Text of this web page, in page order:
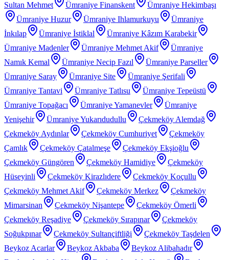
Sultan Mehmet
Ümraniye Finanskent
Ümraniye Hekimbaşı
Ümraniye Huzur
Ümraniye Ihlamurkuyu
Ümraniye
İnkılap
Ümraniye İstiklal
Ümraniye Kâzım Karabekir
Ümraniye Madenler
Ümraniye Mehmet Akif
Ümraniye
Namık Kemal
Ümraniye Necip Fazıl
Ümraniye Parseller
Ümraniye Saray
Ümraniye Site
Ümraniye Şerifali
Ümraniye Tantavi
Ümraniye Tatlısu
Ümraniye Tepeüstü
Ümraniye Topağacı
Ümraniye Yamanevler
Ümraniye
Yenişehir
Ümraniye Yukarıdudullu
Çekmeköy Alemdağ
Çekmeköy Aydınlar
Çekmeköy Cumhuriyet
Çekmeköy
Çamlık
Çekmeköy Çatalmeşe
Çekmeköy Ekşioğlu
Çekmeköy Güngören
Çekmeköy Hamidiye
Çekmeköy
Hüseyinli
Çekmeköy Kirazlıdere
Çekmeköy Koçullu
Çekmeköy Mehmet Akif
Çekmeköy Merkez
Çekmeköy
Mimarsinan
Çekmeköy Nişantepe
Çekmeköy Ömerli
Çekmeköy Reşadiye
Çekmeköy Sırapınar
Çekmeköy
Soğukpınar
Çekmeköy Sultançiftliği
Çekmeköy Taşdelen
Beykoz Acarlar
Beykoz Akbaba
Beykoz Alibahadır